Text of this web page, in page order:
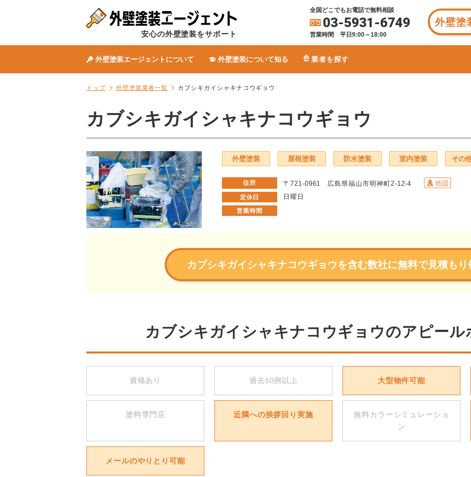
安心の外壁塗装をサポート
全国どこでもお電話で無料相談
03-5931-6749
営業時間 平日9:00～18:00
外壁塗
外壁塗装エージェントについて 外壁塗装について知る 業者を探す
トップ 外壁塗装業者一覧 カブシキガイシャキナコウギョウ
カブシキガイシャキナコウギョウ
外壁塗装 屋根塗装 防水塗装 室内塗装 その
住所 〒721-0961 広島県福山市明神町2-12-4
定休日 日曜日
営業時間
カブシキガイシャキナコウギョウを含む数社に無料で見積もり
カブシキガイシャキナコウギョウのアピール
資格あり 過去50例以上 大型物件可能
塗料専門店 近隣への挨拶回り実施
無料カラーシミュレーショ
ン
メールのやりとり可能